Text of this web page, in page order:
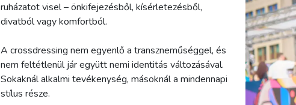
ruházatot visel – önkifejezésből, kísérletezésből,
divatból vagy komfortból.
A crossdressing nem egyenlő a transzneműséggel, és
nem feltétlenül jár együtt nemi identitás változásával.
Sokaknál alkalmi tevékenység, másoknál a mindennapi
stílus része.